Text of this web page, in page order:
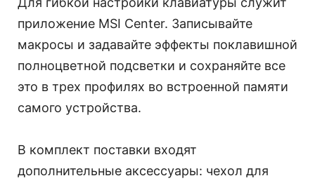
приложение MSI Center. Записывайте
макросы и задавайте эффекты поклавишной
полноцветной подсветки и сохраняйте все
это в трех профилях во встроенной памяти
самого устройства.
В комплект поставки входят
дополнительные аксессуары: чехол для